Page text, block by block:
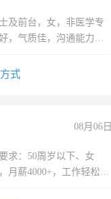
及前台，女，非医学专
，气质佳，沟通能力
式
08月06日
求：50周岁以下、女
月薪4000+，工作轻松，